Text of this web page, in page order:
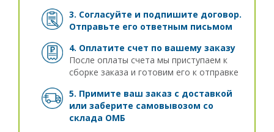
3. Согласуйте и подпишите договор.
Отправьте его ответным письмом
4. Оплатите счет по вашему заказу
После оплаты счета мы приступаем к
сборке заказа и готовим его к отправке
5. Примите ваш заказ с доставкой
или заберите самовывозом со
склада ОМБ